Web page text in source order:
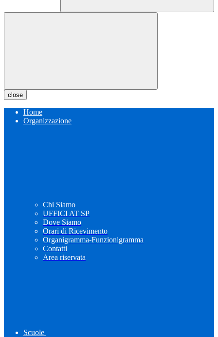
close
Home
Organizzazione
Chi Siamo
UFFICI AT SP
Dove Siamo
Orari di Ricevimento
Organigramma-Funzionigramma
Contatti
Area riservata
Scuole